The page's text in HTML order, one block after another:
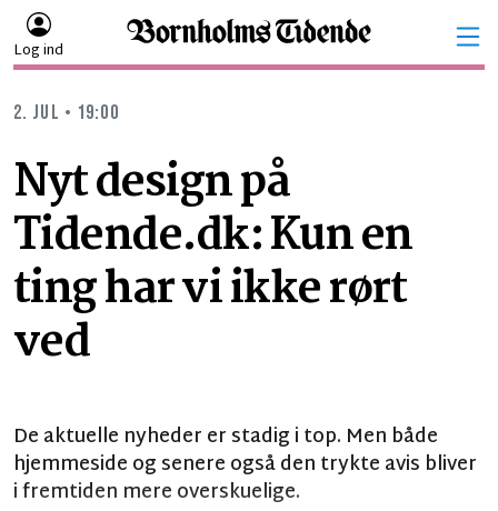
Log ind
2. JUL • 19:00
Nyt design på
Tidende.dk: Kun en
ting har vi ikke rørt
ved
De aktuelle nyheder er stadig i top. Men både
hjemmeside og senere også den trykte avis bliver
i fremtiden mere overskuelige.